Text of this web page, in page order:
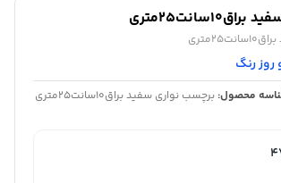
رنگ
محصول: برچسب نواری سفید براق10سانت25متری